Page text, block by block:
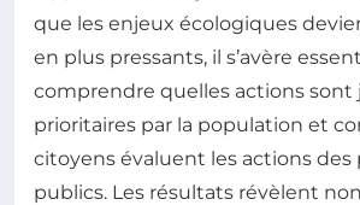
que les enjeux écologiques
en plus pressants, il s’avère
comprendre quelles actions sont
prioritaires par la population et
citoyens évaluent les actions des
publics. Les résultats révèlent